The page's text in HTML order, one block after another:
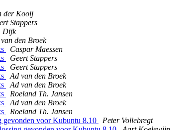
der Kooij
Stappers
Dijk
den Broek
Caspar Maessen
Geert Stappers
Geert Stappers
Ad van den Broek
Ad van den Broek
Roeland Th. Jansen
Ad van den Broek
Roeland Th. Jansen
gevonden voor Kubuntu 8.10
Peter Vollebregt